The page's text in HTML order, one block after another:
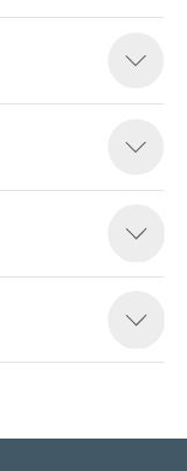
this video